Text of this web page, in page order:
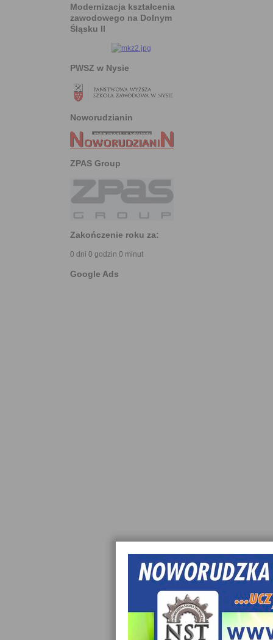
Modernizacja kształcenia
zawodowego na Dolnym
Śląsku II
PWSZ w Nysie
Noworudzianin
ZPAS Group
Zakończenie roku za:
0 dni 0 godzin 0 minut
Google Ads